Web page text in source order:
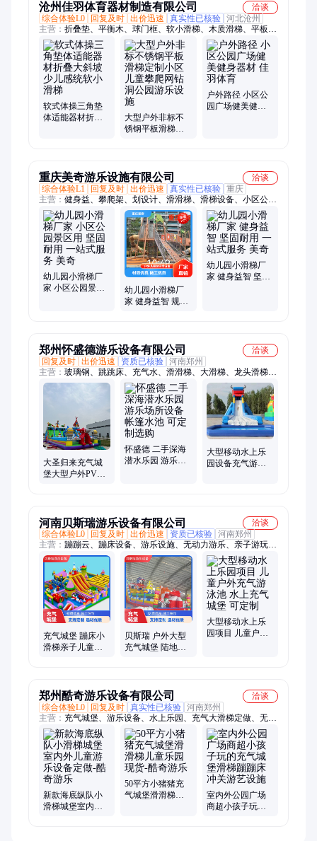
沧州佳羽体育器材制造有限公司
洽谈
综合体验L0
回复及时 出价迅速 真实性已核验 河北沧州
主营： 折叠垫、平衡木、球门框、软小滑梯、木质滑梯、平板滑
梯、室外滑梯、篮球架、训练箱、假草皮、垃圾桶、组合玩具、
人造草坪、软体跳箱、户外秋千、看台座椅、乒乓球台、塑胶跑
道、户外长椅、羽毛球柱、健身器材、悬浮地板、软体独木桥、
体适能器材、体能软体箱
软式体操三角垫
体适能器材折叠
大型户外非标不
锈钢平板滑梯定
户外路径 小区公
园广场健美健身
重庆美奇游乐设施有限公司
洽谈
综合体验L1
回复及时 出价迅速 真实性已核验 重庆
主营： 健身益、攀爬架、划设计、滑滑梯、滑梯设备、小区公
园、小型滑梯、小区滑梯、滑梯组合、滑梯定做、滑梯定制、塑
料滑梯、室内滑梯、小儿滑梯、木质滑梯、滑梯器材、游乐滑
梯、商场滑梯、娱乐滑梯、游乐设施、游乐气炮、儿童乐园、游
乐器材、乐园设施、娱乐设施
幼儿园小滑梯厂
家 小区公园景区
幼儿园小滑梯厂
家 健身益智 规划
幼儿园小滑梯厂
家 健身益智 坚固
郑州怀盛德游乐设备有限公司
洽谈
回复及时 出价迅速 资质已核验 河南郑州
主营： 玻璃钢、跳跳床、充气水、滑滑梯、大滑梯、龙头滑梯、
充气滑梯、摩天轮、游泳池、跳跳机、游乐园、吸污机、蹦蹦
床、淘气堡、蹦床公园、秋千抖音、乐园设备、组合蹦床、网红
秋千、室外充气、自动吸污、清洁设备、水上冲关、海底世界、
充气攀岩
大圣归来充气城
堡大型户外PVC
怀盛德 二手深海
潜水乐园 游乐场
大型移动水上乐
园设备充气游泳
河南贝斯瑞游乐设备有限公司
洽谈
综合体验L0
回复及时 出价迅速 资质已核验 河南郑州
主营： 蹦蹦云、蹦床设备、游乐设施、无动力游乐、亲子游玩蹦
床、儿童城堡蹦蹦床
充气城堡 蹦床小
滑梯亲子儿童乐
贝斯瑞 户外大型
充气城堡 陆地闯
大型移动水上乐
园项目 儿童户外
郑州酷奇游乐设备有限公司
洽谈
综合体验L0
回复及时 真实性已核验 河南郑州
主营： 充气城堡、游乐设备、水上乐园、充气大滑梯定做、无动
力乐园、充气卡通、陆地闯关、网红游乐设施、广场电瓶车
新款海底纵队小
滑梯城堡室内外
50平方小猪猪充
气城堡滑滑梯儿
室内外公园广场
商超小孩子玩的